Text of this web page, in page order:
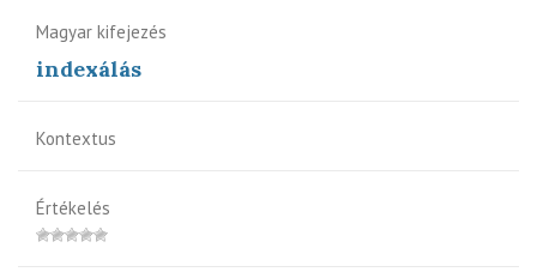
Magyar kifejezés
indexálás
Kontextus
Értékelés